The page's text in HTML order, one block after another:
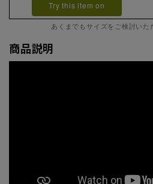
Try this item on
あくまでもサイズをご検討いた
商品説明